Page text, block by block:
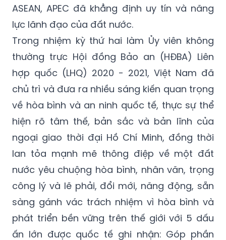
ASEAN, APEC đã khẳng định uy tín và năng
lực lãnh đạo của đất nước.
Trong nhiệm kỳ thứ hai làm Ủy viên không
thường trực Hội đồng Bảo an (HĐBA) Liên
hợp quốc (LHQ) 2020 - 2021, Việt Nam đã
chủ trì và đưa ra nhiều sáng kiến quan trọng
về hòa bình và an ninh quốc tế, thực sự thể
hiện rõ tâm thế, bản sắc và bản lĩnh của
ngoại giao thời đại Hồ Chí Minh, đồng thời
lan tỏa mạnh mẽ thông điệp về một đất
nước yêu chuộng hòa bình, nhân văn, trọng
công lý và lẽ phải, đổi mới, năng động, sẵn
sàng gánh vác trách nhiệm vì hòa bình và
phát triển bền vững trên thế giới với 5 dấu
ấn lớn được quốc tế ghi nhận: Góp phần